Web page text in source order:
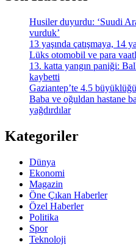
Husiler duyurdu: ‘Suudi
vurduk’
13 yaşında çatışmaya, 14
Lüks otomobil ve para
13. katta yangın paniği:
kaybetti
Gaziantep’te 4.5
Baba ve oğuldan hastane
yağdırdılar
Kategoriler
Dünya
Ekonomi
Magazin
Öne Çıkan Haberler
Özel Haberler
Politika
Spor
Teknoloji